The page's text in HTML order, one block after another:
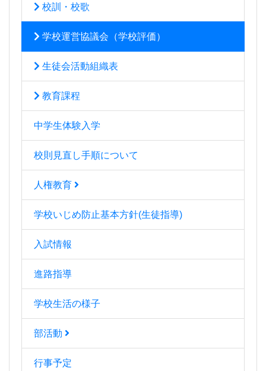
校訓・校歌
学校運営協議会（学校評価）
生徒会活動組織表
教育課程
中学生体験入学
校則見直し手順について
人権教育
学校いじめ防止基本方針(生徒指導)
入試情報
進路指導
学校生活の様子
部活動
行事予定